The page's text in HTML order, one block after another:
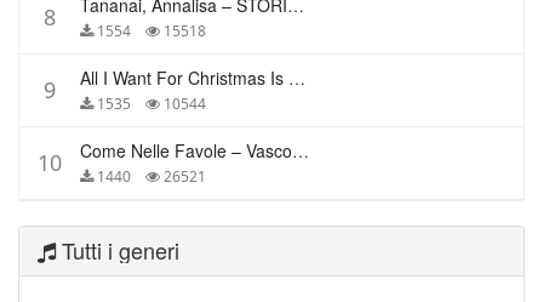
8 Tananai, Annalisa – STORIE BREVI
1554 15518
9 All I Want For Christmas Is You – Mariah Carey
1535 10544
10 Come Nelle Favole – Vasco Rossi
1440 26521
Tutti i generi